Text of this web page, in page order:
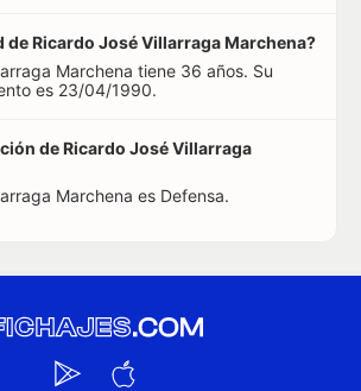
de Ricardo José Villarraga Marchena?
Marchena tiene 36 años. Su
es 23/04/1990.
de Ricardo José Villarraga
Marchena es Defensa.